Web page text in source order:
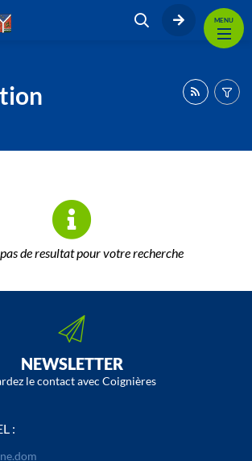
MENU
de resultat pour votre recherche
NEWSLETTER
le contact avec Coignières
: